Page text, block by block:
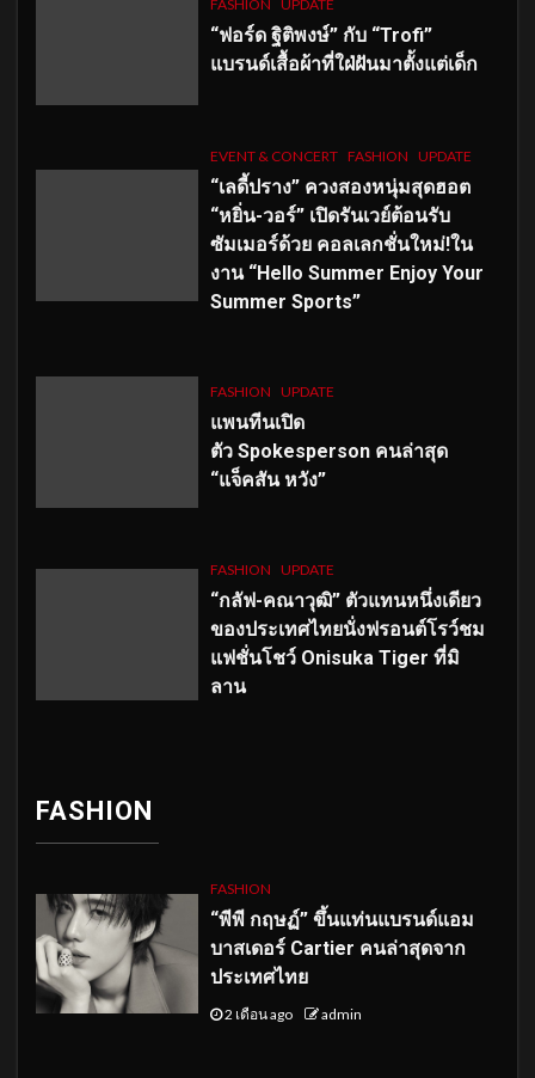
FASHION UPDATE
“ฟอร์ด ฐิติพงษ์” กับ “Trofi”
แบรนด์เสื้อผ้าที่ใฝ่ฝันมาตั้งแต่เด็ก
EVENT & CONCERT FASHION UPDATE
“เลดี้ปราง” ควงสองหนุ่มสุดฮอต
“หยิ่น-วอร์” เปิดรันเวย์ต้อนรับ
ซัมเมอร์ด้วย คอลเลกชั่นใหม่!ใน
งาน “Hello Summer Enjoy Your
Summer Sports”
FASHION UPDATE
แพนทีนเปิด
ตัว Spokesperson คนล่าสุด
“แจ็คสัน หวัง”
FASHION UPDATE
“กลัฟ-คณาวุฒิ” ตัวแทนหนึ่งเดียว
ของประเทศไทยนั่งฟรอนต์โรว์ชม
แฟชั่นโชว์ Onisuka Tiger ที่มิ
ลาน
FASHION
FASHION
“พีพี กฤษฏ์” ขึ้นแท่นแบรนด์แอม
บาสเดอร์ Cartier คนล่าสุดจาก
ประเทศไทย
2 เดือน ago admin